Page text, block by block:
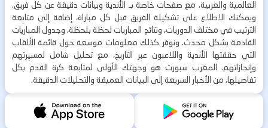
العالمية والعربية، مع صفحات خاصة بـ الأندية وبيانات دقيقة عن كل فريق.
ويمكنك الاطلاع على تشكيلة الفريق قبل كل مباراة، إضافة إلى متابعة
الترتيب في مختلف الدوريات، ونتائج المباريات لحظة بلحظة، وجدول المباريات
القادمة بشكل محدث. ونوفر كذلك معلومات موسعة حول قائمة الألقاب
التي حققتها الأندية واللاعبون عبر التاريخ، مع تحليل شامل لمسيرتهم
وإنجازاتهم. المغرب سبورت هو وجهتك الأولى لمتابعة كرة القدم بكل
تفاصيلها، من الأخبار السريعة إلى البيانات العميقة والتحليلات الدقيقة.